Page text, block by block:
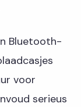
Bluetooth-
voor
serieus